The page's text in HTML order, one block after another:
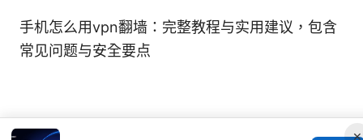
手机怎么用vpn翻墙：完整教程与实用建议，包含
常见问题与安全要点
×